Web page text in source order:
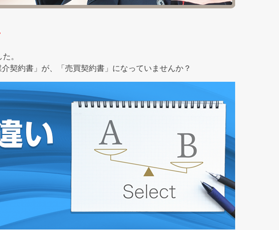
。
契約書」が、「売買契約書」になっていませんか？